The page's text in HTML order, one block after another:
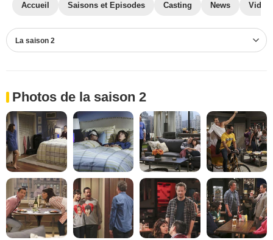
Accueil Saisons et Episodes Casting News
La saison 2
Photos de la saison 2